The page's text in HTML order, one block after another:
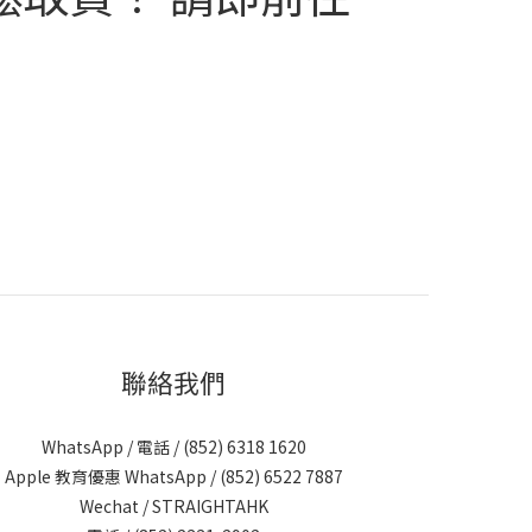
聯絡我們
WhatsApp / 電話 / (852) 6318 1620
Apple 教育優惠 WhatsApp / (852) 6522 7887
Wechat / STRAIGHTAHK